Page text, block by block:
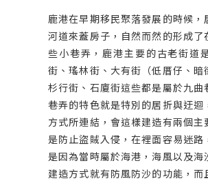
鹿港在早期移民聚落發展的時候，
河道來蓋房子，自然而然的形成了
些小巷弄，鹿港主要的古老街道
街、瑤林街、大有街（低厝仔、暗
杉行街、石廈街這些都是屬於九曲
巷弄的特色就是特別的居折與迂迴
方式所連結，會這樣建造有兩個主
是防止盜賊入侵，在裡面容易迷路
是因為當時屬於海港，海風以及海
建造方式就有防風防沙的功能，而